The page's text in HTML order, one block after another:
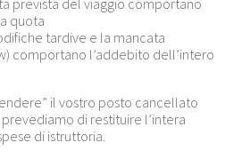
prevista del viaggio comportano
quota
tardive e la mancata
comportano l’addebito dell’intero
il vostro posto cancellato
di restituire l’intera
di istruttoria.